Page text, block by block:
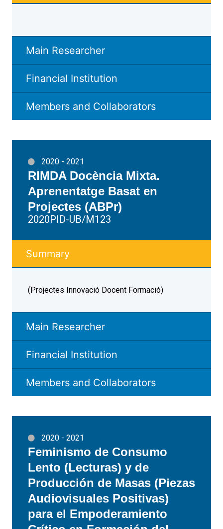
Main Researcher
Financial Institution
Members and Collaborators
2020 - 2021
RIMDA Docència Mixta.
Aprenentatge Basat en
Projectes (ABPr)
2020PID-UB/M123
Summary
Main Researcher
Financial Institution
Members and Collaborators
(Projectes Innovació Docent Formació)
2020 - 2021
Feminismo de Consumo
Lento (Lecturas) y de
Producción de Masas (Piezas
Audiovisuales Positivas)
para el Empoderamiento